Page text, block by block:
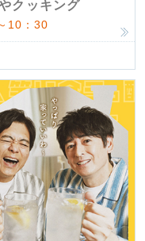
クッキング
10：30